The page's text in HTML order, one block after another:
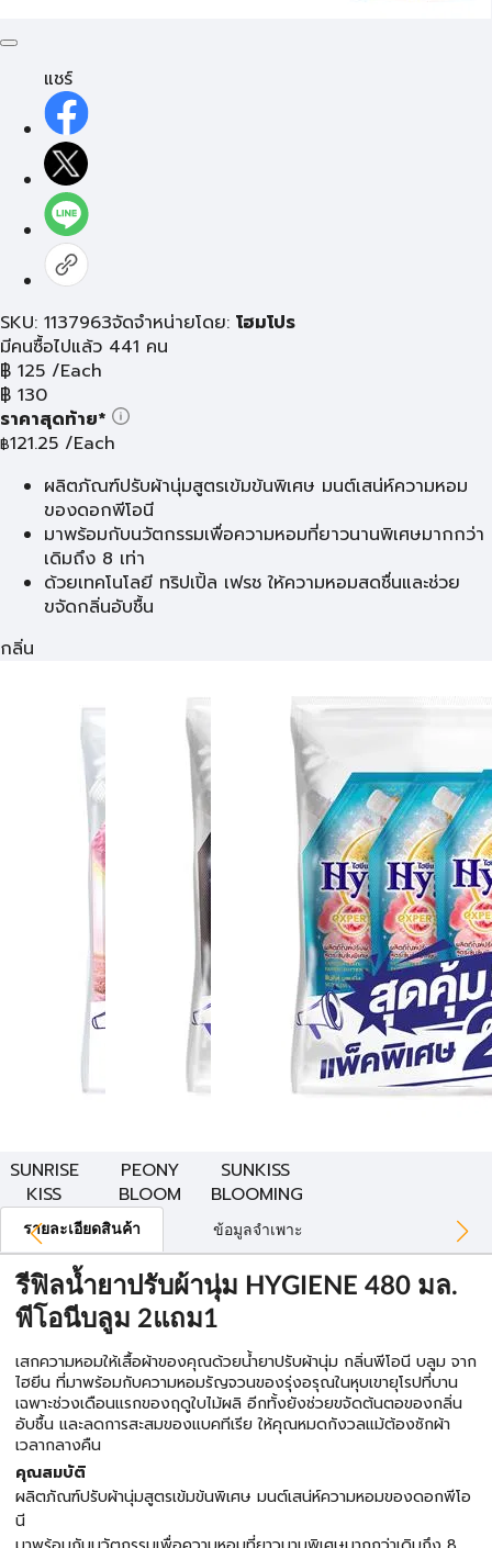
แชร์
SKU: 1137963จัดจำหน่ายโดย: โฮมโปร
มีคนซื้อไปแล้ว 441 คน
฿ 125 /Each
฿ 130
ราคาสุดท้าย*
฿121.25 /Each
ผลิตภัณฑ์ปรับผ้านุ่มสูตรเข้มข้นพิเศษ มนต์เสน่ห์ความหอม
ของดอกพีโอนี
มาพร้อมกับนวัตกรรมเพื่อความหอมที่ยาวนานพิเศษมากกว่า
เดิมถึง 8 เท่า
ด้วยเทคโนโลยี ทริปเปิ้ล เฟรช ให้ความหอมสดชื่นและช่วย
ขจัดกลิ่นอับชื้น
กลิ่น
SUNRISE
KISS
PEONY
BLOOM
SUNKISS
BLOOMING
รายละเอียดสินค้า ข้อมูลจำเพาะ
รีฟิลน้ำยาปรับผ้านุ่ม HYGIENE 480 มล.
พีโอนีบลูม 2แถม1
เสกความหอมให้เสื้อผ้าของคุณด้วยน้ำยาปรับผ้านุ่ม กลิ่นพีโอนี บลูม จาก
ไฮยีน ที่มาพร้อมกับความหอมรัญจวนของรุ่งอรุณในหุบเขายุโรปที่บาน
เฉพาะช่วงเดือนแรกของฤดูใบไม้ผลิ อีกทั้งยังช่วยขจัดต้นตอของกลิ่น
อับชื้น และลดการสะสมของแบคทีเรีย ให้คุณหมดกังวลแม้ต้องซักผ้า
เวลากลางคืน
คุณสมบัติ
ผลิตภัณฑ์ปรับผ้านุ่มสูตรเข้มข้นพิเศษ มนต์เสน่ห์ความหอมของดอกพีโอ
นี